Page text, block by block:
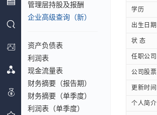
管理层持股及报酬
企业高级查询（新）
资产负债表
利润表
现金流量表
财务摘要（报告期）
财务摘要（单季度）
利润表（单季度）
学历
出生日期
状 态
任职公司
公司股票
更新时间
个人简介